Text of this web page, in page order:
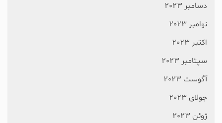
دسامبر 2023
نوامبر 2023
اکتبر 2023
سپتامبر 2023
آگوست 2023
جولای 2023
ژوئن 2023